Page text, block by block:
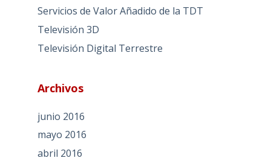
Servicios de Valor Añadido de la TDT
Televisión 3D
Televisión Digital Terrestre
Archivos
junio 2016
mayo 2016
abril 2016